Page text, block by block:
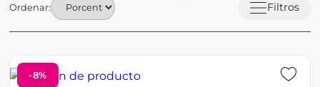
Filtros
Ordenar:
-8%